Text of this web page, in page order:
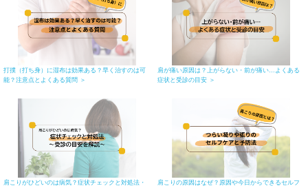
打撲（打ち身）に湿布は効果ある？早く治すのは可
能？注意点とよくある質問 ＞
肩が痛い原因は？上がらない・前が痛い…よくある
症状と受診の目安 ＞
肩こりがひどいのは病気？症状チェックと対処法・
肩こりの原因はなぜ？原因や今日からできるセルフ